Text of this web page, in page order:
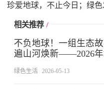
珍爱地球，不止今日；绿色
相关推荐 /
不负地球！一组生态
遍山河焕新——2026年
绿色生活 2026-05-13